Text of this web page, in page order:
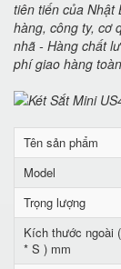
tiên tiến của Nhật
hàng, công ty, cơ
nhã - Hàng chất
phí giao hàng
Tên sản phẩm
Model
Trọng lượng
Kích thước ngoài
* S ) mm